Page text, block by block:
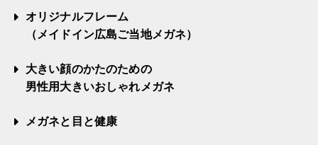
オリジナルフレーム
（メイドイン広島ご当地メガネ）
大きい顔のかたのための
男性用大きいおしゃれメガネ
メガネと目と健康